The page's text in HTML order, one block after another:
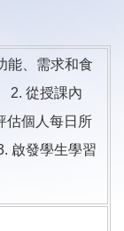
能、需求和食
2. 從授課內
估個人每日所
啟發學生學習